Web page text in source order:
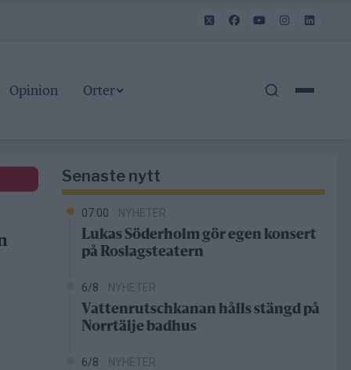
Opinion Orter
Senaste nytt
07:00 NYHETER
Lukas Söderholm gör egen konsert
på Roslagsteatern
6/8 NYHETER
Vattenrutschkanan hålls stängd på
Norrtälje badhus
6/8 NYHETER